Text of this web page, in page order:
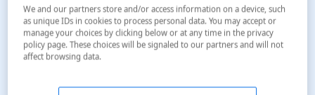
We and our partners store and/or access information on a device, such
as unique IDs in cookies to process personal data. You may accept or
manage your choices by clicking below or at any time in the privacy
policy page. These choices will be signaled to our partners and will not
affect browsing data.